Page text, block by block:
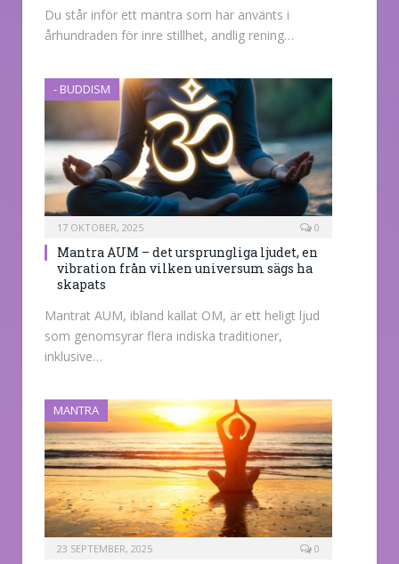
Du står inför ett mantra som har använts i
århundraden för inre stillhet, andlig rening…
- BUDDISM
17 OKTOBER, 2025 0
Mantra AUM – det ursprungliga ljudet, en
vibration från vilken universum sägs ha
skapats
Mantrat AUM, ibland kallat OM, är ett heligt ljud
som genomsyrar flera indiska traditioner,
inklusive…
MANTRA
23 SEPTEMBER, 2025 0